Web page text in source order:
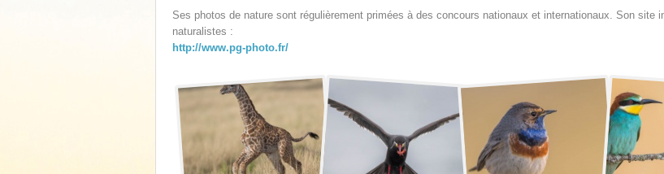
Ses photos de nature sont régulièrement primées à des concours nationaux et internationaux. Son site
naturalistes :
http://www.pg-photo.fr/